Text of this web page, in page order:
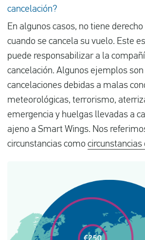
cancelación?
En algunos casos, no tiene
cuando se cancela su vuelo. Este
puede responsabilizar a la
cancelación. Algunos ejemplos
cancelaciones debidas a malas
meteorológicas, terrorismo,
emergencia y huelgas llevadas a
ajeno a Smart Wings. Nos
circunstancias como